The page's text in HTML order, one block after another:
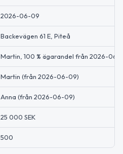
2026-06-09
Backevägen 61 E, Piteå
Martin, 100 % ägarandel från 2026-06-
Martin (från 2026-06-09)
Anna (från 2026-06-09)
25 000 SEK
500